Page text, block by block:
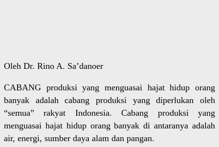
Oleh Dr. Rino A. Sa’danoer
CABANG produksi yang menguasai hajat hidup orang
banyak adalah cabang produksi yang diperlukan oleh
“semua” rakyat Indonesia. Cabang produksi yang
menguasai hajat hidup orang banyak di antaranya adalah
air, energi, sumber daya alam dan pangan.